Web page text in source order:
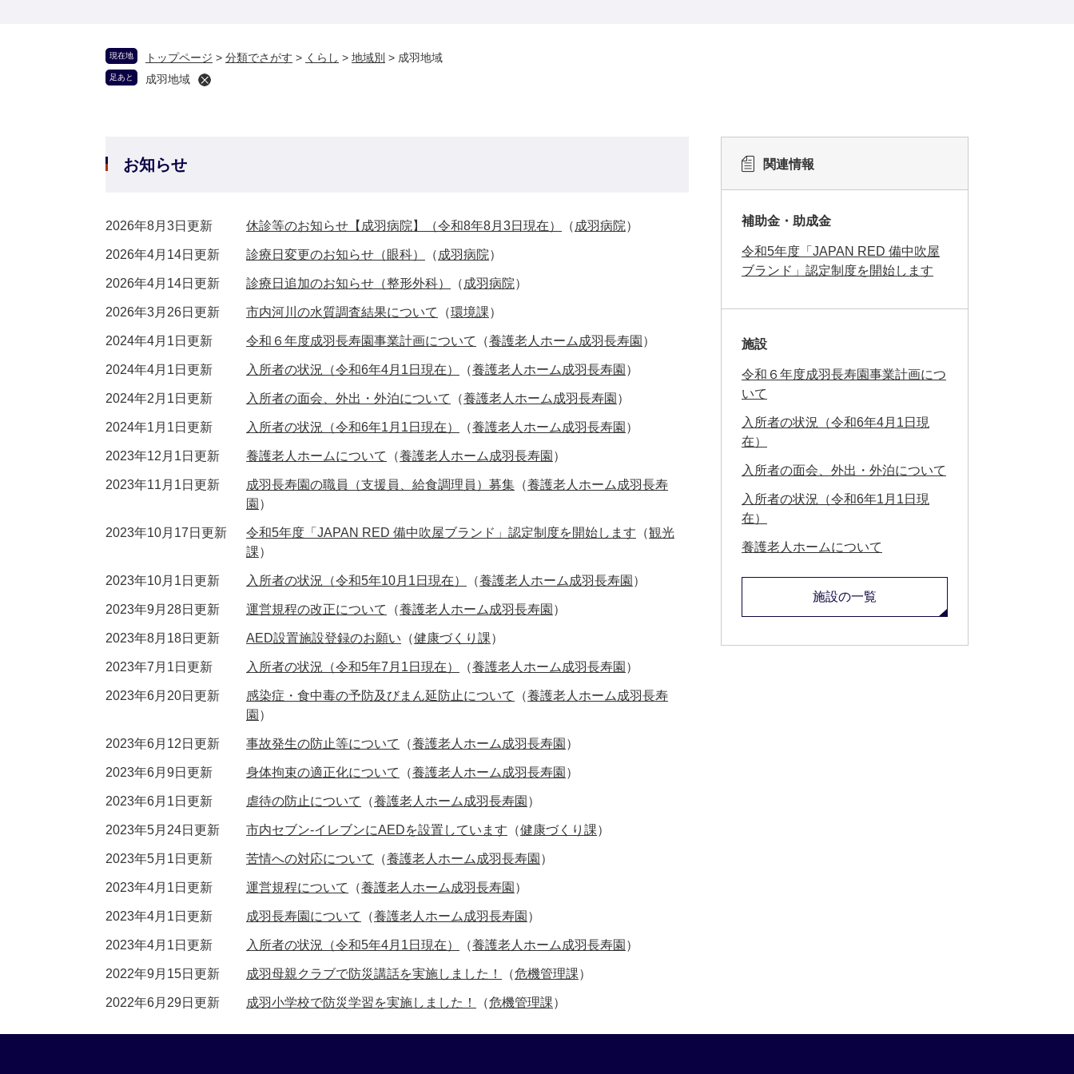
現在地 トップページ > 分類でさがす > くらし > 地域別 > 成羽地域
足あと 成羽地域
お知らせ
2026年8月3日更新 休診等のお知らせ【成羽病院】（令和8年8月3日現在） （ 成羽病院）
2026年4月14日更新 診療日変更のお知らせ（眼科） （ 成羽病院）
2026年4月14日更新 診療日追加のお知らせ（整形外科） （ 成羽病院）
2026年3月26日更新 市内河川の水質調査結果について （環境課）
2024年4月1日更新 令和６年度成羽長寿園事業計画について （養護老人ホーム成羽長寿園 ）
2024年4月1日更新 入所者の状況（令和6年4月1日現在） （養護老人ホーム成羽長寿園 ）
2024年2月1日更新 入所者の面会、外出・外泊について （養護老人ホーム成羽長寿園 ）
2024年1月1日更新 入所者の状況（令和6年1月1日現在） （養護老人ホーム成羽長寿園 ）
2023年12月1日更新 養護老人ホームについて （養護老人ホーム成羽長寿園 ）
2023年11月1日更新 成羽長寿園の職員（支援員、給食調理員）募集 （養護老人ホーム成羽長寿
園 ）
2023年10月17日更新 令和5年度「JAPAN RED 備中吹屋ブランド」認定制度を開始します （観光
課）
2023年10月1日更新 入所者の状況（令和5年10月1日現在） （養護老人ホーム成羽長寿園 ）
2023年9月28日更新 運営規程の改正について （養護老人ホーム成羽長寿園 ）
2023年8月18日更新 AED設置施設登録のお願い （健康づくり課）
2023年7月1日更新 入所者の状況（令和5年7月1日現在） （養護老人ホーム成羽長寿園 ）
2023年6月20日更新 感染症・食中毒の予防及びまん延防止について （養護老人ホーム成羽長寿
園 ）
2023年6月12日更新 事故発生の防止等について （養護老人ホーム成羽長寿園 ）
2023年6月9日更新 身体拘束の適正化について （養護老人ホーム成羽長寿園 ）
2023年6月1日更新 虐待の防止について （養護老人ホーム成羽長寿園 ）
2023年5月24日更新 市内セブン‐イレブンにAEDを設置しています （健康づくり課）
2023年5月1日更新 苦情への対応について （養護老人ホーム成羽長寿園 ）
2023年4月1日更新 運営規程について （養護老人ホーム成羽長寿園 ）
2023年4月1日更新 成羽長寿園について （養護老人ホーム成羽長寿園 ）
2023年4月1日更新 入所者の状況（令和5年4月1日現在） （養護老人ホーム成羽長寿園 ）
2022年9月15日更新 成羽母親クラブで防災講話を実施しました！ （危機管理課）
2022年6月29日更新 成羽小学校で防災学習を実施しました！ （危機管理課）
関連情報
補助金・助成金
令和5年度「JAPAN RED 備中吹屋
ブランド」認定制度を開始します
施設
令和６年度成羽長寿園事業計画につ
いて
入所者の状況（令和6年4月1日現
在）
入所者の面会、外出・外泊について
入所者の状況（令和6年1月1日現
在）
養護老人ホームについて
施設の一覧